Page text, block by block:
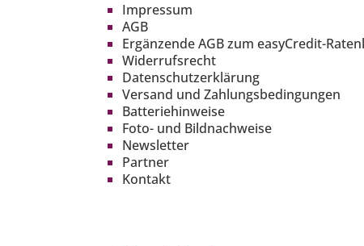
Impressum
AGB
Ergänzende AGB zum easyCredit-
Widerrufsrecht
Datenschutzerklärung
Versand und Zahlungsbedingungen
Batteriehinweise
Foto- und Bildnachweise
Newsletter
Partner
Kontakt